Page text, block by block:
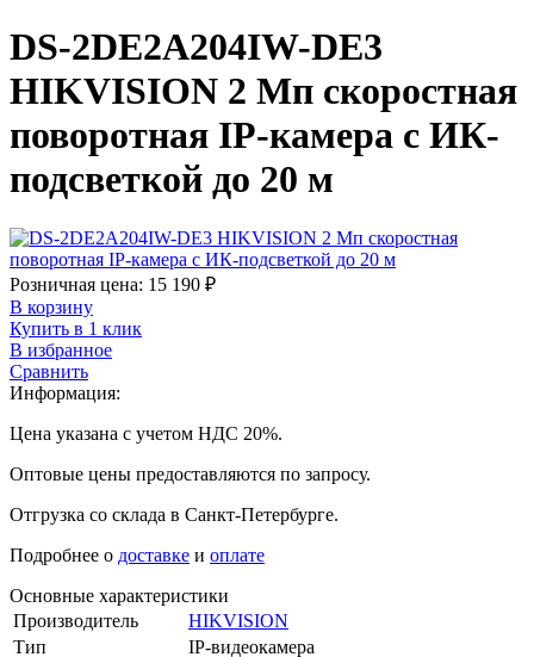
DS-2DE2A204IW-DE3
HIKVISION 2 Мп скоростная
поворотная IP-камера с ИК-
подсветкой до 20 м
Розничная цена: 15 190 ₽
В корзину
Купить в 1 клик
В избранное
Сравнить
Информация:
Цена указана с учетом НДС 20%.
Оптовые цены предоставляются по запросу.
Отгрузка со склада в Санкт-Петербурге.
Подробнее о доставке и оплате
Основные характеристики
Производитель
HIKVISION
Тип
IP-видеокамера